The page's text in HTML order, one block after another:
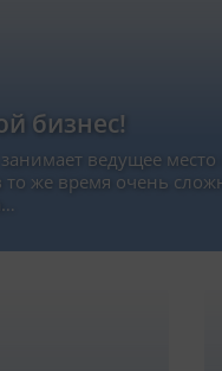
бизнес!
ведущее
же время очень